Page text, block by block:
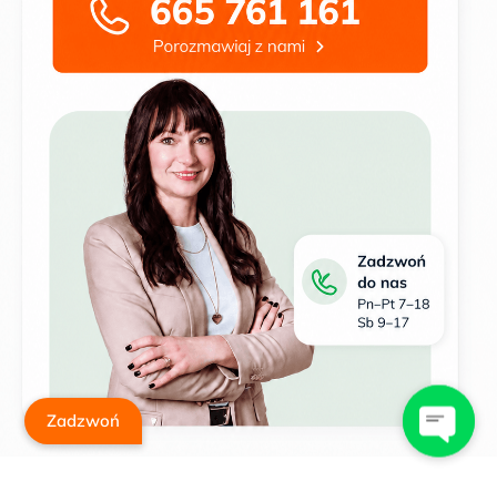
Zadzwoń